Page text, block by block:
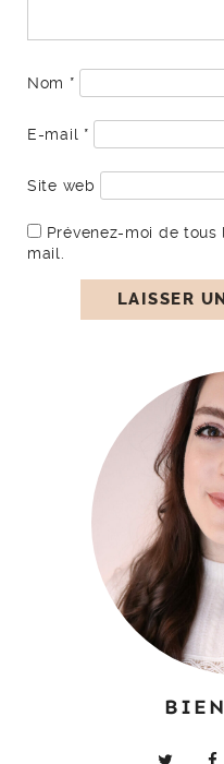
Nom *
E-mail *
Site web
Prévenez-moi de
mail.